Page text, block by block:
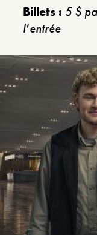
Billets : 5 $
l’entrée